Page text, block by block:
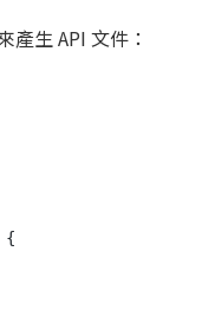
產生 API 文件：
{